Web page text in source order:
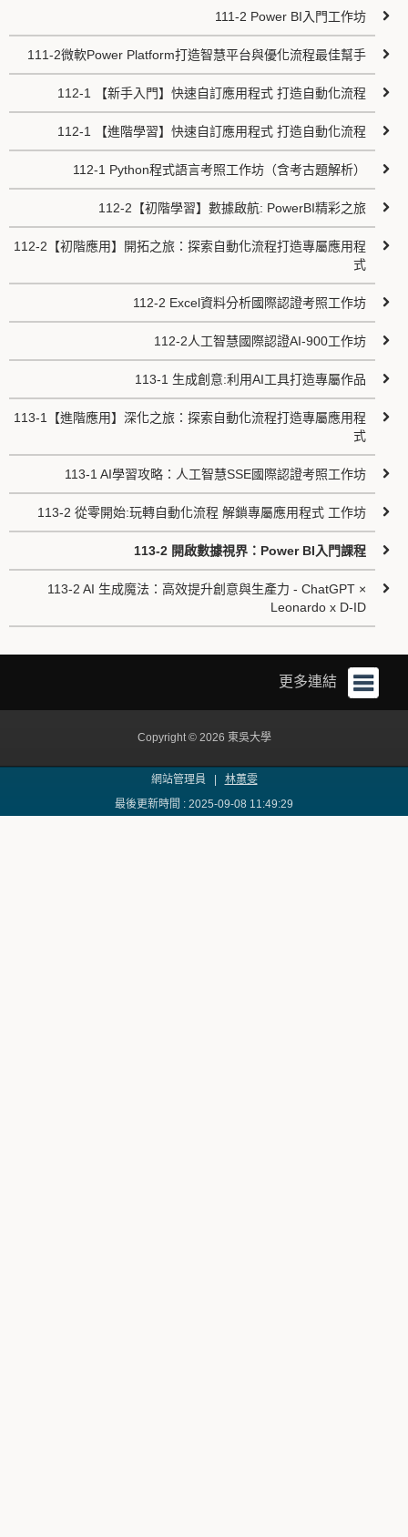
111-2 Power BI入門工作坊
111-2微軟Power Platform打造智慧平台與優化流程最佳幫手
112-1 【新手入門】快速自訂應用程式 打造自動化流程
112-1 【進階學習】快速自訂應用程式 打造自動化流程
112-1 Python程式語言考照工作坊（含考古題解析）
112-2【初階學習】數據啟航: PowerBI精彩之旅
112-2【初階應用】開拓之旅：探索自動化流程打造專屬應用程
式
112-2 Excel資料分析國際認證考照工作坊
112-2人工智慧國際認證AI-900工作坊
113-1 生成創意:利用AI工具打造專屬作品
113-1【進階應用】深化之旅：探索自動化流程打造專屬應用程
式
113-1 AI學習攻略：人工智慧SSE國際認證考照工作坊
113-2 從零開始:玩轉自動化流程 解鎖專屬應用程式 工作坊
113-2 開啟數據視界：Power BI入門課程
113-2 AI 生成魔法：高效提升創意與生產力 - ChatGPT ×
Leonardo x D-ID
更多連結
Copyright © 2026 東吳大學
網站管理員 | 林蕙雯
最後更新時間 : 2025-09-08 11:49:29